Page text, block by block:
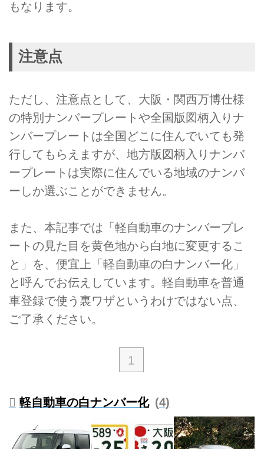
もなります。
注意点
ただし、注意点として、大阪・関西万博仕様
の特別ナンバープレートや全国版図柄入りナ
ンバープレートは全国どこに住んでいても発
行してもらえますが、地方版図柄入りナンバ
ープレートは実際に住んでいる地域のナンバ
ーしか選ぶことができません。
また、本記事では「軽自動車のナンバープレ
ートの見た目を黄色地から白地に変更するこ
と」を、便宜上「軽自動車の白ナンバー化」
と呼んでお伝えしています。軽自動車を普通
車登録で使う裏ワザというわけではない点、
ご了承ください。
1
軽自動車の白ナンバー化 4